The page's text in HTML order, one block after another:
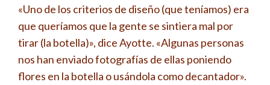
«Uno de los criterios de diseño (que teníamos) era
que queríamos que la gente se sintiera mal por
tirar (la botella)», dice Ayotte. «Algunas personas
nos han enviado fotografías de ellas poniendo
flores en la botella o usándola como decantador».